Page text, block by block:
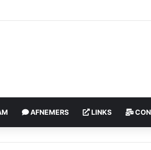
brand, bewoner zwaargewond |
AFNEMERS LINKS